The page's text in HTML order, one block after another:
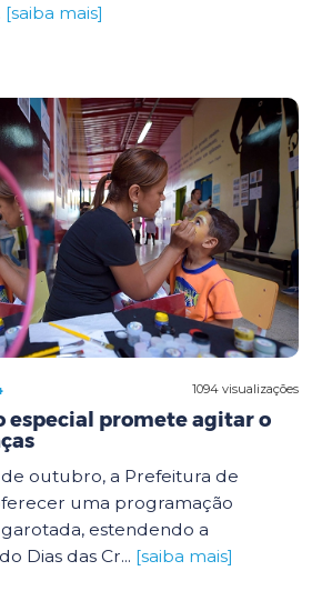
[saiba mais]
1094 visualizações
especial promete agitar o
outubro, a Prefeitura de
uma programação
estendendo a
Dias das Cr... [saiba mais]